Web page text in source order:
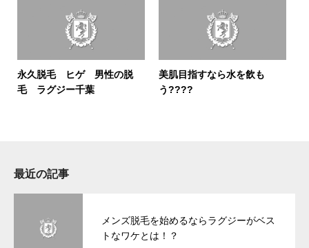
永久脱毛 ヒゲ 男性の脱
毛 ラグジー千葉
美肌目指すなら水を飲も
う????
最近の記事
メンズ脱毛を始めるならラグジーがベス
トなワケとは！？